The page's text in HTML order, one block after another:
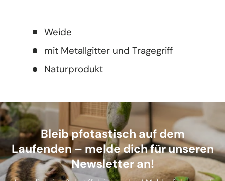
Weide
mit Metallgitter und Tragegriff
Naturprodukt
Bleib pfotastisch auf dem
Laufenden – melde dich für unseren
Newsletter an!